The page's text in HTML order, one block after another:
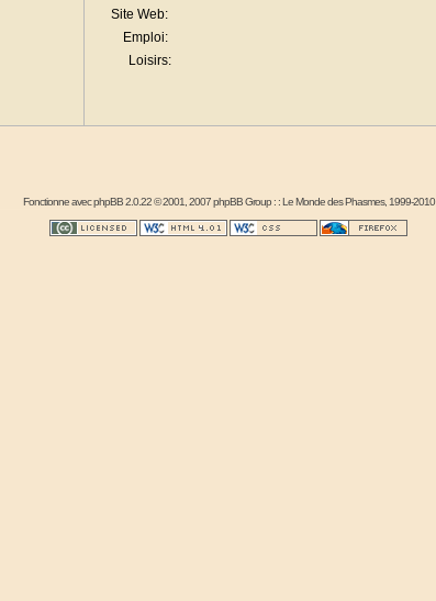
Site Web:
Emploi:
Loisirs:
Fonctionne avecphpBB2.0.22 © 2001, 2007 phpBB Group : :Le Monde des Phasmes, 1999-2010